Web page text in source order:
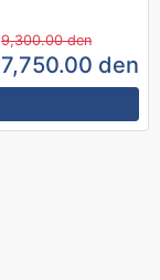
9,300.00 den
7,750.00 den